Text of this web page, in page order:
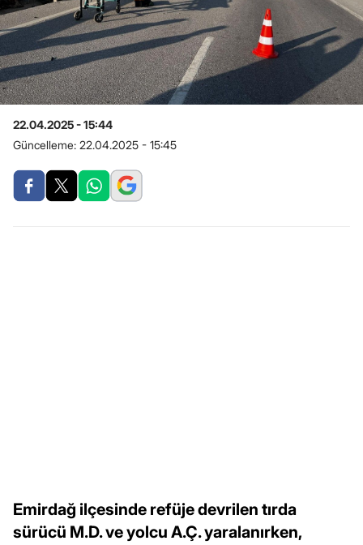
22.04.2025 - 15:44
Güncelleme: 22.04.2025 - 15:45
Emirdağ ilçesinde refüje devrilen tırda
sürücü M.D. ve yolcu A.Ç. yaralanırken,